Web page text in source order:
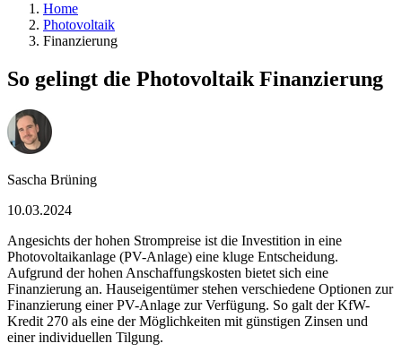
Home
Photovoltaik
Finanzierung
So gelingt die Photovoltaik Finanzierung
Sascha Brüning
10.03.2024
Angesichts der hohen Strompreise ist die Investition in eine
Photovoltaikanlage (PV-Anlage) eine kluge Entscheidung.
Aufgrund der hohen Anschaffungskosten bietet sich eine
Finanzierung an. Hauseigentümer stehen verschiedene Optionen zur
Finanzierung einer PV-Anlage zur Verfügung. So galt der KfW-
Kredit 270 als eine der Möglichkeiten mit günstigen Zinsen und
einer individuellen Tilgung.